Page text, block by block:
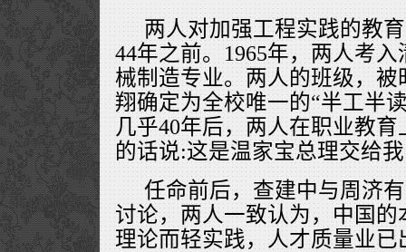
两人对加强工程实践的教
44年之前。1965年，两人考
械制造专业。两人的班级，
翔确定为全校唯一的“半工半
几乎40年后，两人在职业教
的话说:这是温家宝总理交给
任命前后，查建中与周济
讨论，两人一致认为，中国
理论而轻实践，人才质量业已